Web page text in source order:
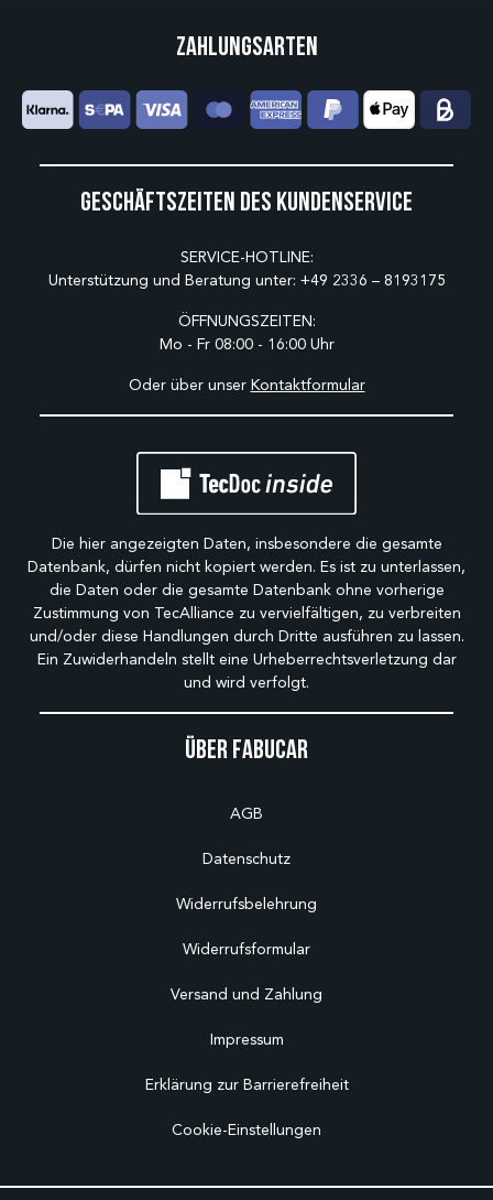
Über Fabucar
AGB
Datenschutz
Widerrufsbelehrung
Widerrufsformular
Versand und Zahlung
Impressum
Erklärung zur Barrierefreiheit
Cookie-Einstellungen
Geschäftszeiten des Kundenservice
SERVICE-HOTLINE:
Unterstützung und Beratung unter: +49 2336 – 8193175
ÖFFNUNGSZEITEN:
Mo - Fr 08:00 - 16:00 Uhr
Oder über unser Kontaktformular
Zahlungsarten
Die hier angezeigten Daten, insbesondere die gesamte
Datenbank, dürfen nicht kopiert werden. Es ist zu unterlassen,
die Daten oder die gesamte Datenbank ohne vorherige
Zustimmung von TecAlliance zu vervielfältigen, zu verbreiten
und/oder diese Handlungen durch Dritte ausführen zu lassen.
Ein Zuwiderhandeln stellt eine Urheberrechtsverletzung dar
und wird verfolgt.